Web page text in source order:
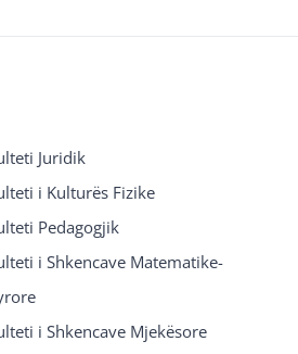
Juridik
i Kulturës Fizike
Pedagogjik
i Shkencave Matematike-
i Shkencave Mjekësore